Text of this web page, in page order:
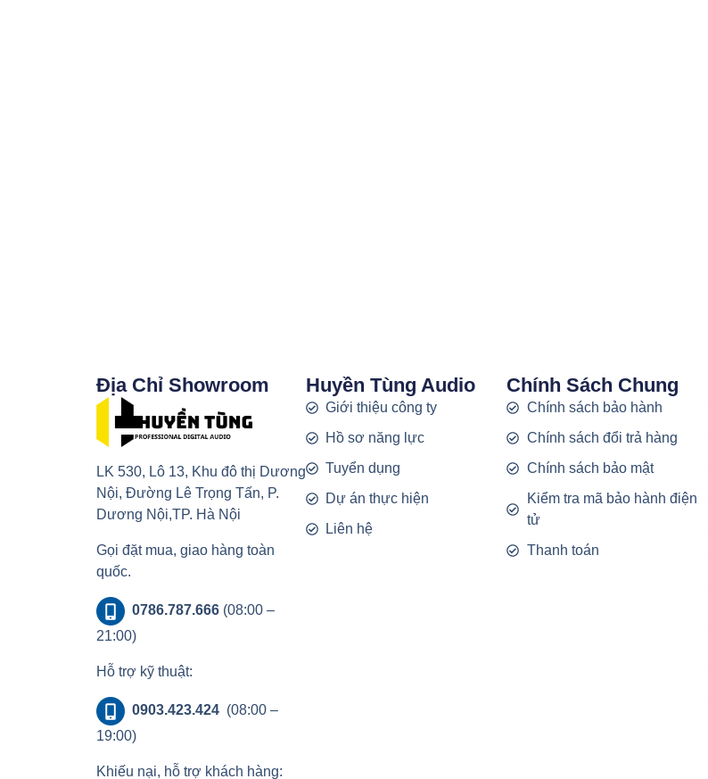
Địa Chỉ Showroom
LK 530, Lô 13, Khu đô thị Dương
Nội, Đường Lê Trọng Tấn, P.
Dương Nội,TP. Hà Nội
Gọi đặt mua, giao hàng toàn
quốc.
0786.787.666(08:00 –
21:00)
Hỗ trợ kỹ thuật:
0903.423.424 (08:00 –
19:00)
Khiếu nại, hỗ trợ khách hàng:
Huyền Tùng Audio
Giới thiệu công ty
Hồ sơ năng lực
Tuyển dụng
Dự án thực hiện
Liên hệ
Chính Sách Chung
Chính sách bảo hành
Chính sách đổi trả hàng
Chính sách bảo mật
Kiểm tra mã bảo hành điện
tử
Thanh toán